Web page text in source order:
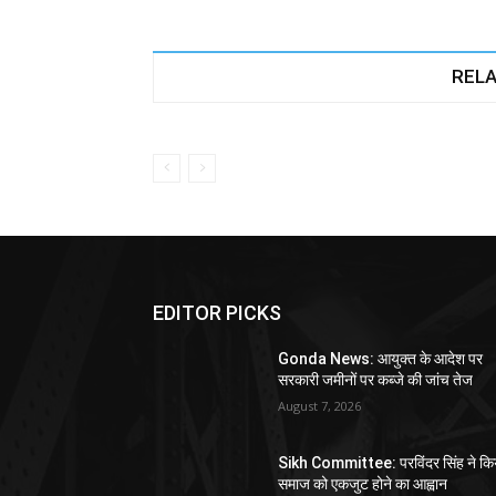
EDITOR PICKS
Gonda News: आयुक्त के आदेश पर
सरकारी जमीनों पर कब्जे की जांच तेज
August 7, 2026
Sikh Committee: परविंदर सिंह ने
समाज को एकजुट होने का आह्वान